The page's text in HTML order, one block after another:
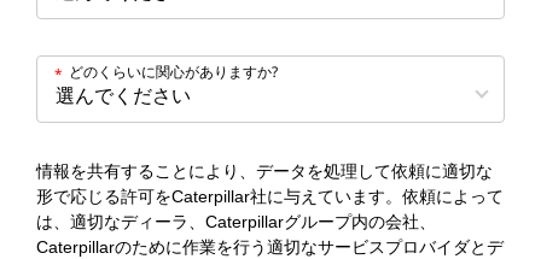
どのくらいに関心がありますか?
*
情報を共有することにより、データを処理して依頼に適切な
形で応じる許可をCaterpillar社に与えています。依頼によって
は、適切なディーラ、Caterpillarグループ内の会社、
Caterpillarのために作業を行う適切なサービスプロバイダとデ